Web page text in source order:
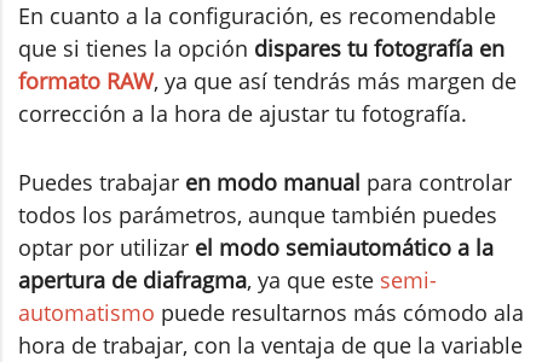
En cuanto a la configuración, es recomendable
que si tienes la opción dispares tu fotografía en
formato RAW, ya que así tendrás más margen de
corrección a la hora de ajustar tu fotografía.
Puedes trabajar en modo manual para controlar
todos los parámetros, aunque también puedes
optar por utilizar el modo semiautomático a la
apertura de diafragma, ya que este semi-
automatismo puede resultarnos más cómodo ala
hora de trabajar, con la ventaja de que la variable